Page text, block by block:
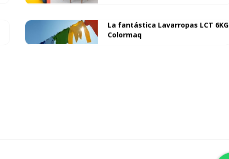
La fantástica Lavarropas LCT 6KG
Colormaq